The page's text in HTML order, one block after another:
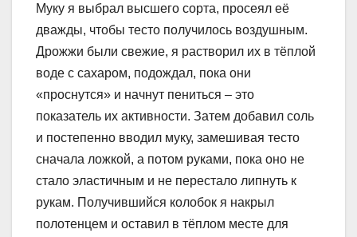
Муку я выбрал высшего сорта, просеял её
дважды, чтобы тесто получилось воздушным.
Дрожжи были свежие, я растворил их в тёплой
воде с сахаром, подождал, пока они
«проснутся» и начнут пениться – это
показатель их активности. Затем добавил соль
и постепенно вводил муку, замешивая тесто
сначала ложкой, а потом руками, пока оно не
стало эластичным и не перестало липнуть к
рукам. Получившийся колобок я накрыл
полотенцем и оставил в тёплом месте для